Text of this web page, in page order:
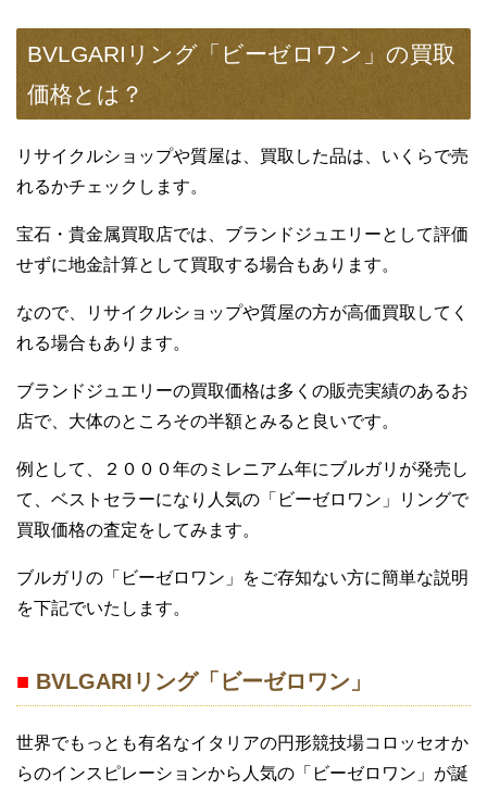
BVLGARIリング「ビーゼロワン」の買取
価格とは？
リサイクルショップや質屋は、買取した品は、いくらで売
れるかチェックします。
宝石・貴金属買取店では、ブランドジュエリーとして評価
せずに地金計算として買取する場合もあります。
なので、リサイクルショップや質屋の方が高価買取してく
れる場合もあります。
ブランドジュエリーの買取価格は多くの販売実績のあるお
店で、大体のところその半額とみると良いです。
例として、２０００年のミレニアム年にブルガリが発売し
て、ベストセラーになり人気の「ビーゼロワン」リングで
買取価格の査定をしてみます。
ブルガリの「ビーゼロワン」をご存知ない方に簡単な説明
を下記でいたします。
■ BVLGARIリング「ビーゼロワン」
世界でもっとも有名なイタリアの円形競技場コロッセオか
らのインスピレーションから人気の「ビーゼロワン」が誕